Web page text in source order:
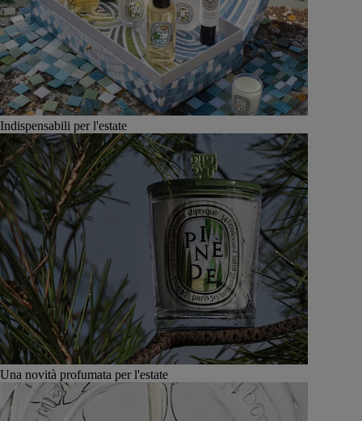
Indispensabili per l'estate
Una novità profumata per l'estate